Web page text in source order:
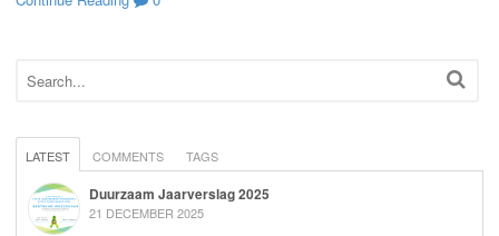
LATEST COMMENTS TAGS
Duurzaam Jaarverslag 2025
21 DECEMBER 2025